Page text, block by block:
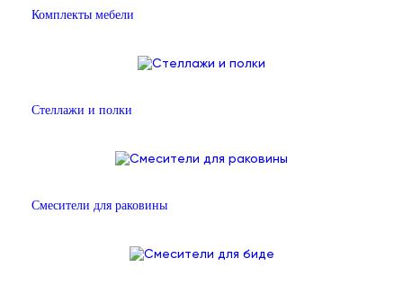
Комплекты мебели
Стеллажи и полки
Смесители для раковины